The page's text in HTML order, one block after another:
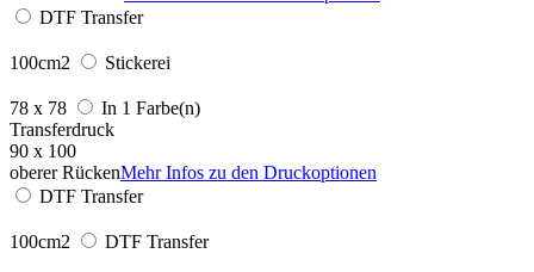
DTF Transfer
100cm2 Stickerei
78 x 78
In 1 Farbe(n)
Transferdruck
90 x 100
oberer RückenMehr Infos zu den Druckoptionen
DTF Transfer
100cm2 DTF Transfer